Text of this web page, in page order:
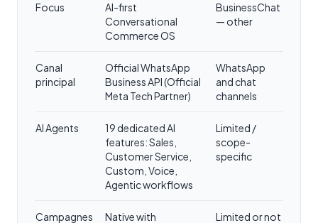
Focus
AI-first
Conversational
Commerce OS
BusinessChat
— other
Canal
principal
Official WhatsApp
Business API (Official
Meta Tech Partner)
WhatsApp
and chat
channels
AI Agents
19 dedicated AI
features: Sales,
Customer Service,
Custom, Voice,
Agentic workflows
Limited /
scope-
specific
Campagnes
Native with
Limited or not